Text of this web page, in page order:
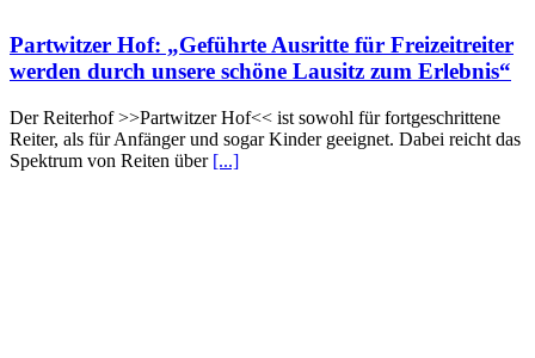
Partwitzer Hof: „Geführte Ausritte für Freizeitreiter
werden durch unsere schöne Lausitz zum Erlebnis“
Der Reiterhof >>Partwitzer Hof<< ist sowohl für fortgeschrittene
Reiter, als für Anfänger und sogar Kinder geeignet. Dabei reicht das
Spektrum von Reiten über [...]